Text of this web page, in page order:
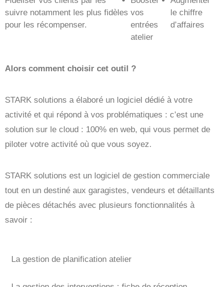
suivre notamment les plus fidèles
pour les récompenser.
vos
entrées
atelier
le chiffre
d’affaires
Alors comment choisir cet outil ?
STARK solutions a élaboré un logiciel dédié à votre
activité et qui répond à vos problématiques : c’est une
solution sur le cloud : 100% en web, qui vous permet de
piloter votre activité où que vous soyez.
STARK solutions est un logiciel de gestion commerciale
tout en un destiné aux garagistes, vendeurs et détaillants
de pièces détachés avec plusieurs fonctionnalités à
savoir :
La gestion de planification atelier